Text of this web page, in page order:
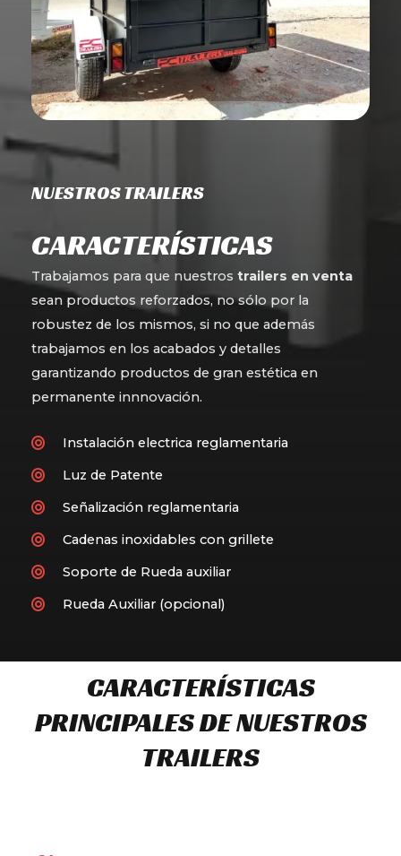
NUESTROS TRAILERS
CARACTERÍSTICAS
Trabajamos para que nuestros trailers en venta
sean productos reforzados, no sólo por la
robustez de los mismos, si no que además
trabajamos en los acabados y detalles
garantizando productos de gran estética en
permanente innnovación.
Instalación electrica reglamentaria
Luz de Patente
Señalización reglamentaria
Cadenas inoxidables con grillete
Soporte de Rueda auxiliar
Rueda Auxiliar (opcional)
CARACTERÍSTICAS
PRINCIPALES DE NUESTROS
TRAILERS